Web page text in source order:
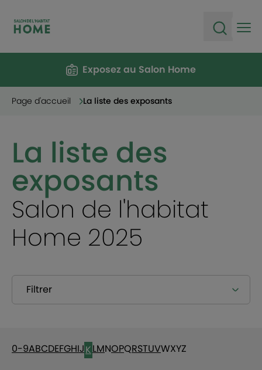
Exposez au Salon Home
Page d'accueil La liste des exposants
La liste des
exposants
Salon de l'habitat
Home 2025
Filtrer
0-9ABCDEFGHIJKLMNOPQRSTUVWXYZ